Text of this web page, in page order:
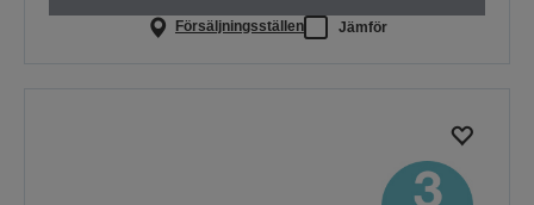
Försäljningsställen Jämför